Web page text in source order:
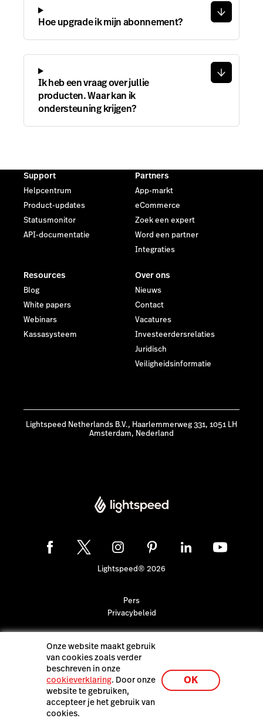
Hoe upgrade ik mijn abonnement?
Ik heb een vraag over jullie
producten. Waar kan ik
ondersteuning krijgen?
Support
Helpcentrum
Product-updates
Statusmonitor
API-documentatie
Partners
App-markt
eCommerce
Zoek een expert
Word een partner
Integraties
Resources
Blog
White papers
Webinars
Kassasysteem
Over ons
Nieuws
Contact
Vacatures
Investeerdersrelaties
Juridisch
Veiligheidsinformatie
Lightspeed Netherlands B.V., Haarlemmerweg 331, 1051 LH
Amsterdam, Nederland
Lightspeed® 2026
Pers
Privacybeleid
Onze website maakt gebruik
van cookies zoals verder
beschreven in onze
cookieverklaring. Door onze
website te gebruiken,
accepteer je het gebruik van
cookies.
OK